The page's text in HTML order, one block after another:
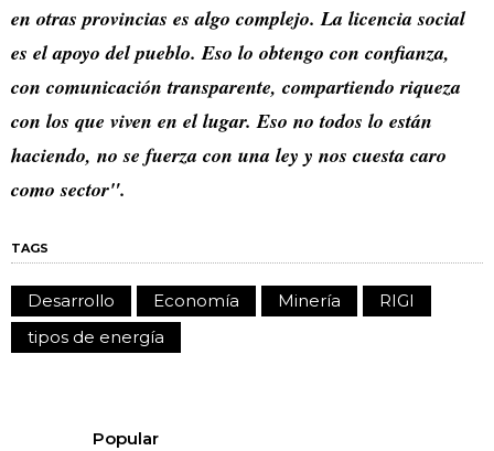
en otras provincias es algo complejo. La licencia social
es el apoyo del pueblo. Eso lo obtengo con confianza,
con comunicación transparente, compartiendo riqueza
con los que viven en el lugar. Eso no todos lo están
haciendo, no se fuerza con una ley y nos cuesta caro
como sector".
TAGS
Desarrollo Economía Minería
RIGI
tipos de energía
Popular